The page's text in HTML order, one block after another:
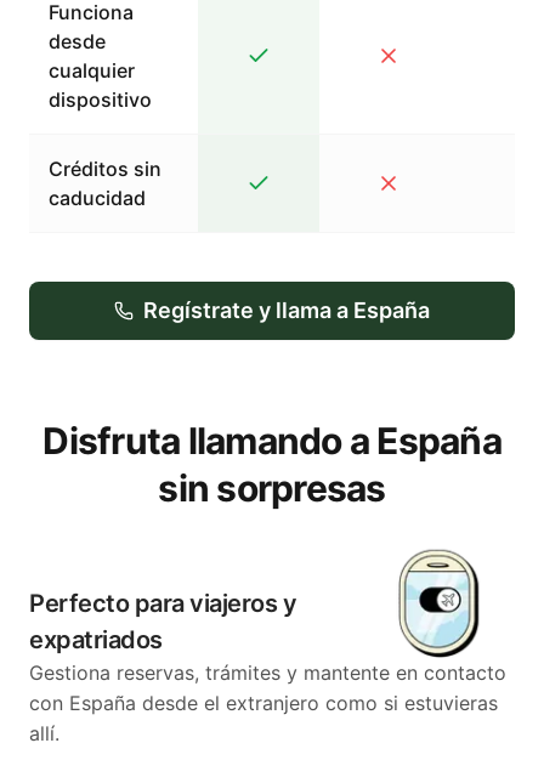
Funciona
desde
cualquier
dispositivo
Créditos sin
caducidad
Regístrate y llama a España
Disfruta llamando a España
sin sorpresas
Perfecto para viajeros y
expatriados
Gestiona reservas, trámites y mantente en contacto
con España desde el extranjero como si estuvieras
allí.